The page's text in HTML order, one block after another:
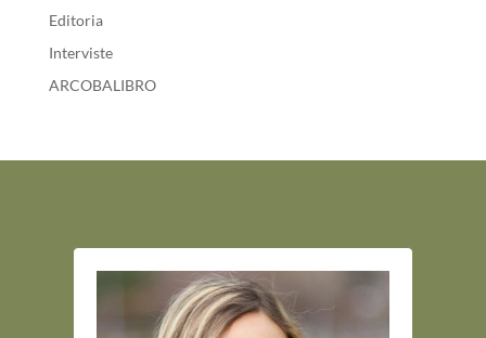
Editoria
Interviste
ARCOBALIBRO